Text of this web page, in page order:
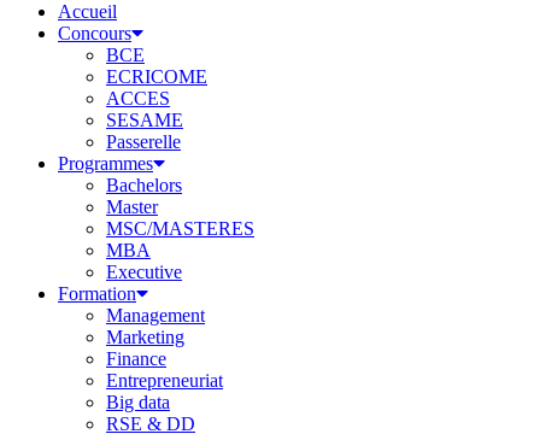
Accueil
Concours
BCE
ECRICOME
ACCES
SESAME
Passerelle
Programmes
Bachelors
Master
MSC/MASTERES
MBA
Executive
Formation
Management
Marketing
Finance
Entrepreneuriat
Big data
RSE & DD